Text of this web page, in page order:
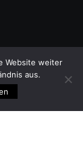
Website weiter
aus.